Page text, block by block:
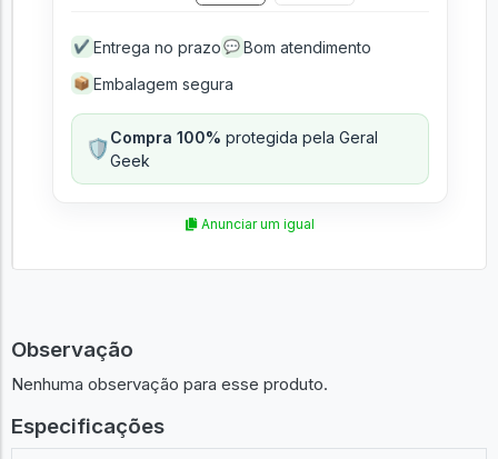
✔ Entrega no prazo 💬 Bom atendimento
📦 Embalagem segura
🛡️Compra 100% protegida pela Geral
Geek
Anunciar um igual
Observação
Nenhuma observação para esse produto.
Especificações